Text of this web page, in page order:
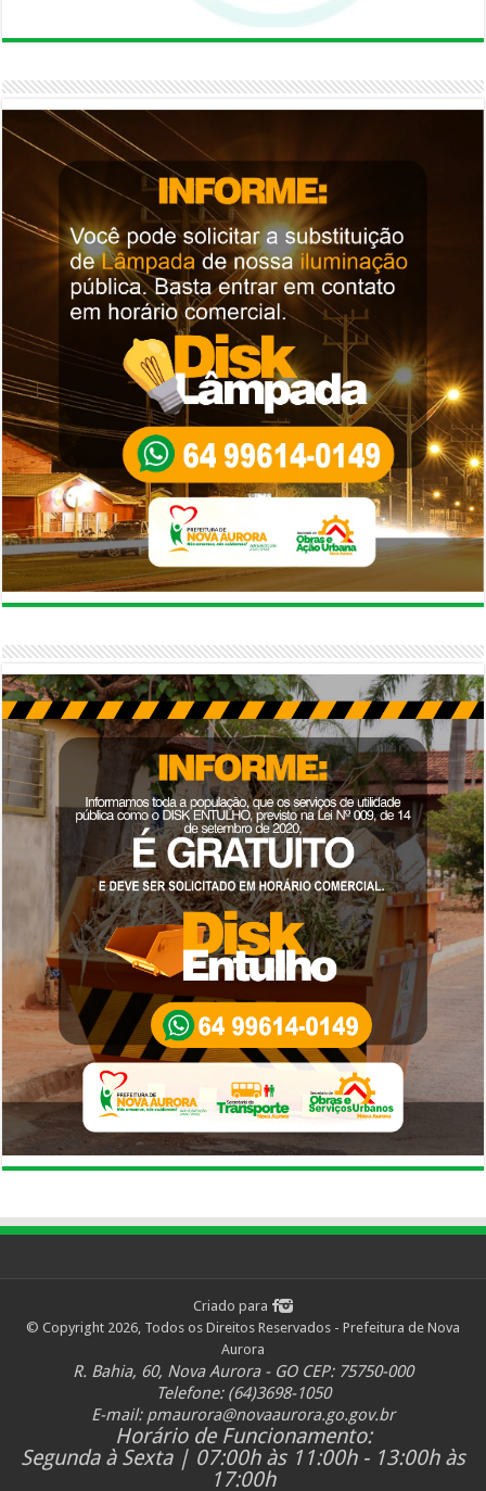
Criado para
© Copyright 2026, Todos os Direitos Reservados - Prefeitura de Nova
Aurora
R. Bahia, 60, Nova Aurora - GO CEP: 75750-000
Telefone: (64)3698-1050
E-mail: pmaurora@novaaurora.go.gov.br
Horário de Funcionamento:
Segunda à Sexta | 07:00h às 11:00h - 13:00h às
17:00h